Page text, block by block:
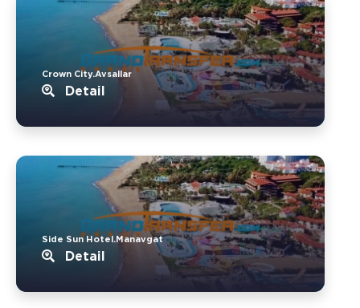
Crown City.Avsallar
Detail
Side Sun Hotel.Manavgat
Detail